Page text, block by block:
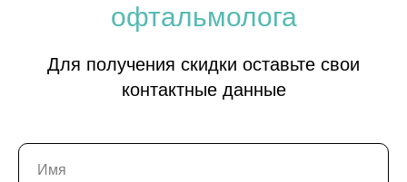
офтальмолога
Для получения скидки оставьте свои
контактные данные